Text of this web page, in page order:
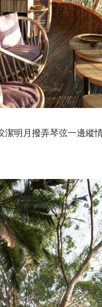
明月撥弄琴弦一邊縱